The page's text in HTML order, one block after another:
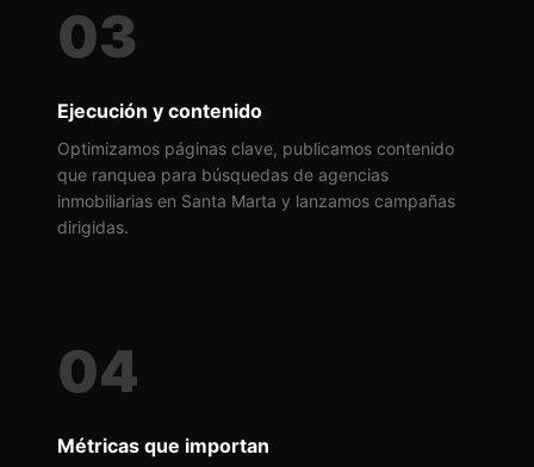
03
Ejecución y contenido
Optimizamos páginas clave, publicamos contenido
que ranquea para búsquedas de agencias
inmobiliarias en Santa Marta y lanzamos campañas
dirigidas.
04
Métricas que importan